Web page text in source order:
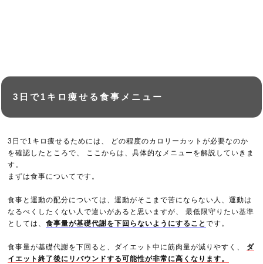
3日で1キロ痩せる食事メニュー
3日で1キロ痩せるためには、 どの程度のカロリーカットが必要なのか
を確認したところで、 ここからは、具体的なメニューを解説していきま
す。
まずは食事についてです。
食事と運動の配分については、運動がそこまで苦にならない人、運動は
なるべくしたくない人で違いがあると思いますが、 最低限守りたい基準
としては、食事量が基礎代謝を下回らないようにすることです。
食事量が基礎代謝を下回ると、ダイエット中に筋肉量が減りやすく、 ダ
イエット終了後にリバウンドする可能性が非常に高くなります。